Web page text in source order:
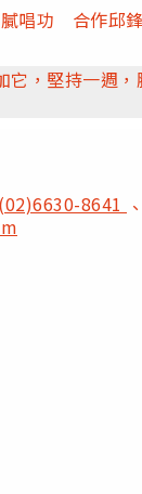
唱功 合作邱
它，堅持一週
(02)6630-8641